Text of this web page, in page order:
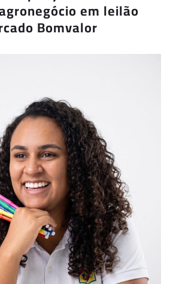
em leilão
Bomvalor